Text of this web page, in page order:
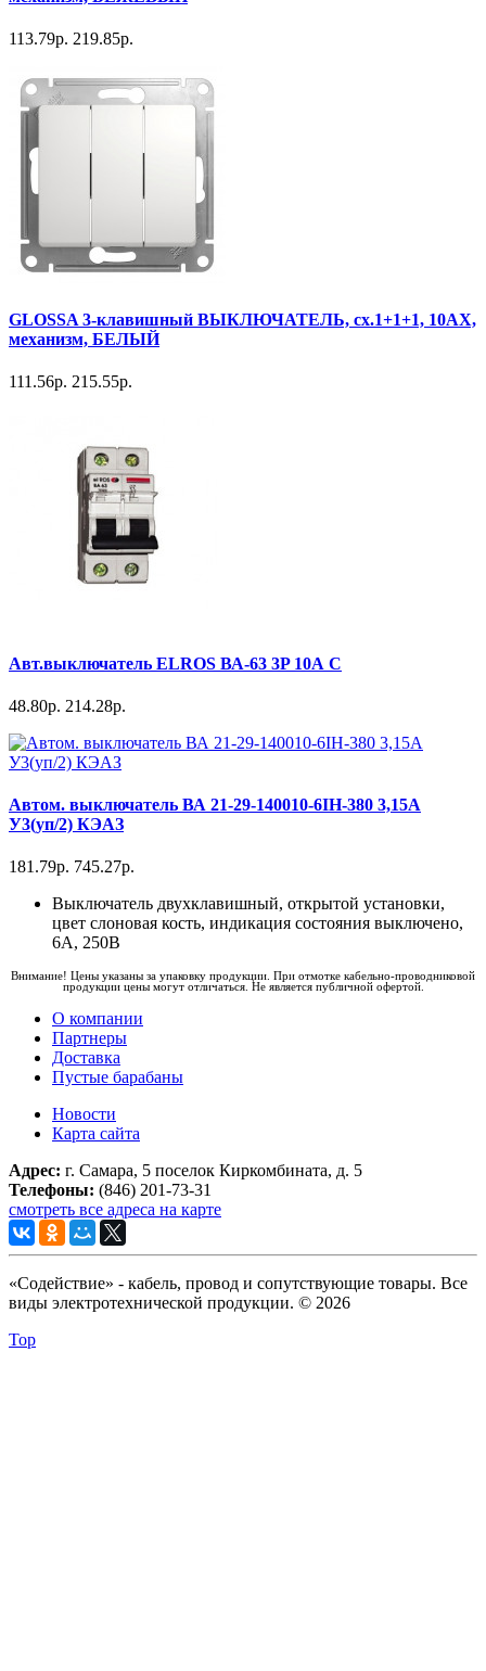
113.79р. 219.85р.
GLOSSA 3-клавишный ВЫКЛЮЧАТЕЛЬ, сх.1+1+1, 10АХ,
механизм, БЕЛЫЙ
111.56р. 215.55р.
Авт.выключатель ELROS ВА-63 3P 10А С
48.80р. 214.28р.
Автом. выключатель ВА 21-29-140010-6IH-380 3,15А
У3(уп/2) КЭАЗ
181.79р. 745.27р.
Выключатель двухклавишный, открытой установки,
цвет слоновая кость, индикация состояния выключено,
6А, 250В
Внимание! Цены указаны за упаковку продукции. При отмотке кабельно-проводниковой
продукции цены могут отличаться. Не является публичной офертой.
О компании
Партнеры
Доставка
Пустые барабаны
Новости
Карта сайта
Адрес: г. Самара, 5 поселок Киркомбината, д. 5
Телефоны: (846) 201-73-31
смотреть все адреса на карте
«Содействие» - кабель, провод и сопутствующие товары. Все
виды электротехнической продукции. © 2026
Top